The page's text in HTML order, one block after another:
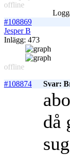
offline
#108869
Jesper B
Inlägg: 473
offline
#108874
Svar:
då